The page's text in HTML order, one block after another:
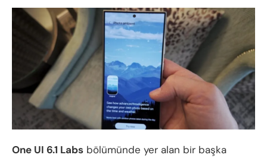
One UI 6.1 Labs bölümünde yer alan bir başka